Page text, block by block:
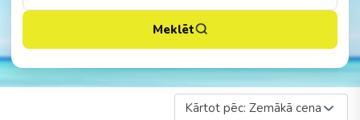
Meklēt
Kārtot pēc: Zemākā cena